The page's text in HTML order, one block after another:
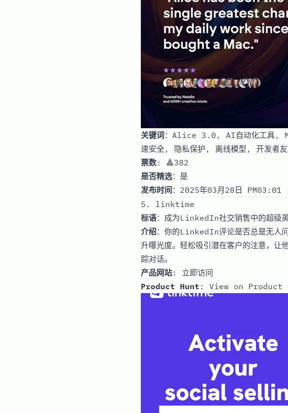
关键词：Alice 3.0, AI自动化工具,
速安全, 隐私保护, 离线模型, 开发者
票数: 🔺382
是否精选：是
发布时间 ：2025年03月28日 PM03:01
5. linktime
标语：成为LinkedIn社交销售中的超级英
介绍：你的LinkedIn评论是否总是无人
升曝光度。轻松吸引潜在客户的注意，让
踪对话。
产品网站: 立即访问
Product Hunt : View on Product